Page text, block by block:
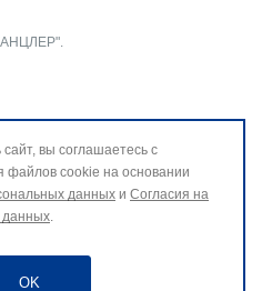
данных».
cookie. В случае
вы соглашаетесь с
файлов cookie на основании
данных и Согласия на
данных.
OK